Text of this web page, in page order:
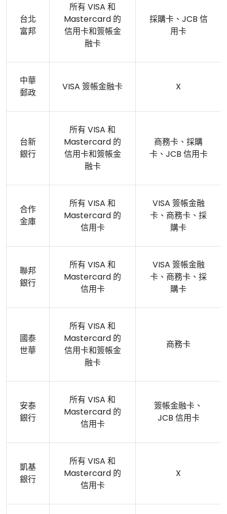
台北
富邦
所有 VISA 和
Mastercard 的
信用卡和簽帳金
融卡
採購卡、JCB 信
用卡
中華
郵政
VISA 簽帳金融卡 X
台新
銀行
所有 VISA 和
Mastercard 的
信用卡和簽帳金
融卡
商務卡、採購
卡、JCB 信用卡
合作
金庫
所有 VISA 和
Mastercard 的
信用卡
VISA 簽帳金融
卡、商務卡、採
購卡
聯邦
銀行
所有 VISA 和
Mastercard 的
信用卡
VISA 簽帳金融
卡、商務卡、採
購卡
國泰
世華
所有 VISA 和
Mastercard 的
信用卡和簽帳金
融卡
商務卡
安泰
銀行
所有 VISA 和
Mastercard 的
信用卡
簽帳金融卡、
JCB 信用卡
凱基
銀行
所有 VISA 和
Mastercard 的
信用卡
X